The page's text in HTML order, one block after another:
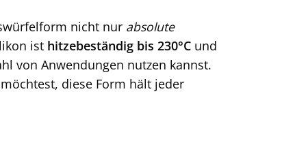
nicht nur absolute
ist hitzebeständig bis 230°C und
von Anwendungen nutzen kannst.
diese Form hält jeder